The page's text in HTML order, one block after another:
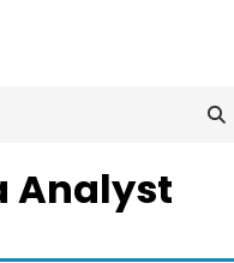
Analyst